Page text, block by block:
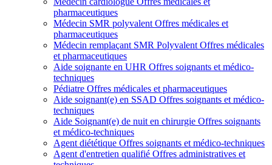
pharmaceutiques
Médecin SMR polyvalent Offres médicales et
pharmaceutiques
Médecin remplaçant SMR Polyvalent Offres médicales
et pharmaceutiques
Aide soignante en UHR Offres soignants et médico-
techniques
Pédiatre Offres médicales et pharmaceutiques
Aide soignant(e) en SSAD Offres soignants et médico-
techniques
Aide Soignant(e) de nuit en chirurgie Offres soignants
et médico-techniques
Agent diététique Offres soignants et médico-techniques
Agent d'entretien qualifié Offres administratives et